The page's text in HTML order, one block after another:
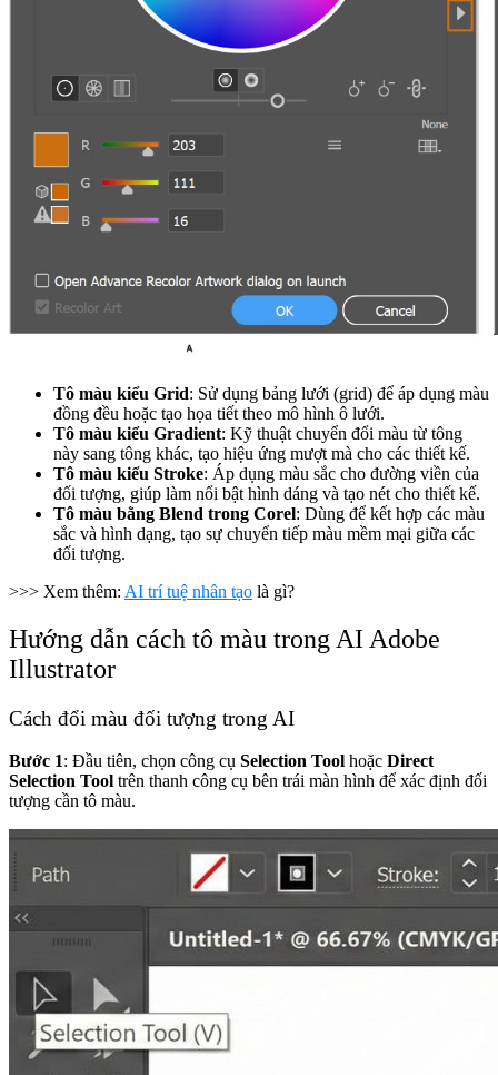
Tô màu kiểu Grid: Sử dụng bảng lưới (grid) để áp dụng màu
đồng đều hoặc tạo họa tiết theo mô hình ô lưới.
Tô màu kiểu Gradient: Kỹ thuật chuyển đổi màu từ tông
này sang tông khác, tạo hiệu ứng mượt mà cho các thiết kế.
Tô màu kiểu Stroke: Áp dụng màu sắc cho đường viền của
đối tượng, giúp làm nổi bật hình dáng và tạo nét cho thiết kế.
Tô màu bằng Blend trong Corel: Dùng để kết hợp các màu
sắc và hình dạng, tạo sự chuyển tiếp màu mềm mại giữa các
đối tượng.
>>> Xem thêm: AI trí tuệ nhân tạo là gì?
Hướng dẫn cách tô màu trong AI Adobe
Illustrator
Cách đổi màu đối tượng trong AI
Bước 1: Đầu tiên, chọn công cụ Selection Tool hoặc Direct
Selection Tool trên thanh công cụ bên trái màn hình để xác định đối
tượng cần tô màu.